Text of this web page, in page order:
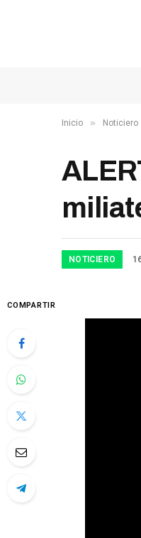
Inicio » Noticiero
NOTICIERO
COMPARTIR